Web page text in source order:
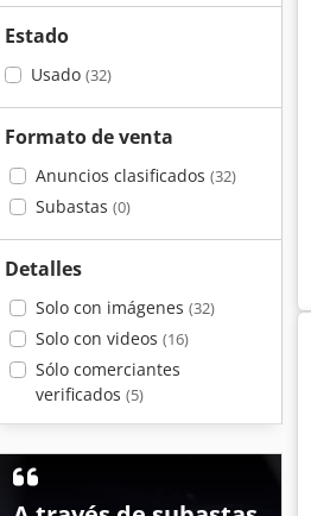
Estado
Usado (32)
Formato de venta
Anuncios clasificados (32)
Subastas (0)
Detalles
Solo con imágenes (32)
Solo con videos (16)
Sólo comerciantes
verificados (5)